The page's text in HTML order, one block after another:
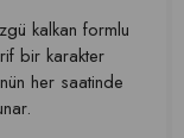
kalkan formlu
bir karakter
her saatinde